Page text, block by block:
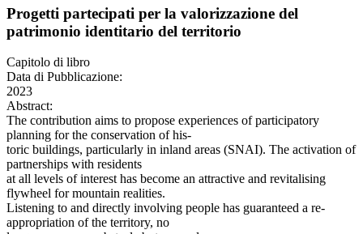
Progetti partecipati per la valorizzazione del
patrimonio identitario del territorio
Capitolo di libro
Data di Pubblicazione:
2023
Abstract:
The contribution aims to propose experiences of participatory
planning for the conservation of his-
toric buildings, particularly in inland areas (SNAI). The activation of
partnerships with residents
at all levels of interest has become an attractive and revitalising
flywheel for mountain realities.
Listening to and directly involving people has guaranteed a re-
appropriation of the territory, no